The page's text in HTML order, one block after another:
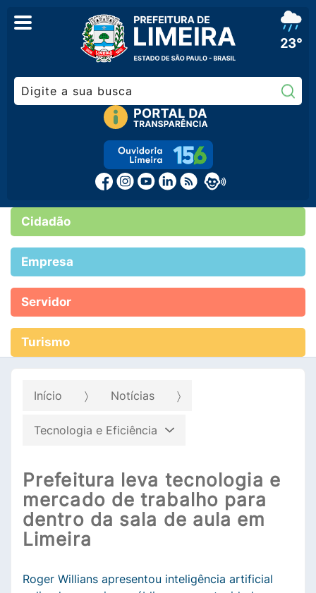
23°
Cidadão
Empresa
Servidor
Turismo
Início Notícias
Tecnologia e Eficiência
Prefeitura leva tecnologia e
mercado de trabalho para
dentro da sala de aula em
Limeira
Roger Willians apresentou inteligência artificial